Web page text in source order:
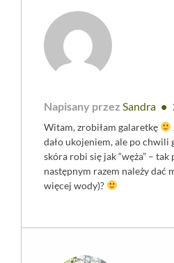
Napisany przez Sandra
Witam, zrobiłam galaretkę
dało ukojeniem, ale po chwili
skóra robi się jak “węża” –
następnym razem należy dać
więcej wody)?